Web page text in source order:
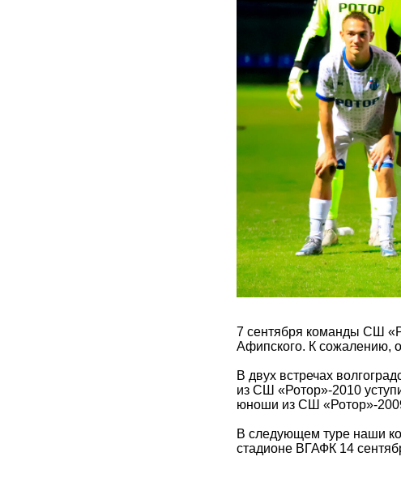
7 сентября команды СШ
Афипского. К сожалению,
В двух встречах
из СШ «Ротор»-2010
юноши из СШ «Ротор»-
В следующем туре наши
стадионе ВГАФК 14